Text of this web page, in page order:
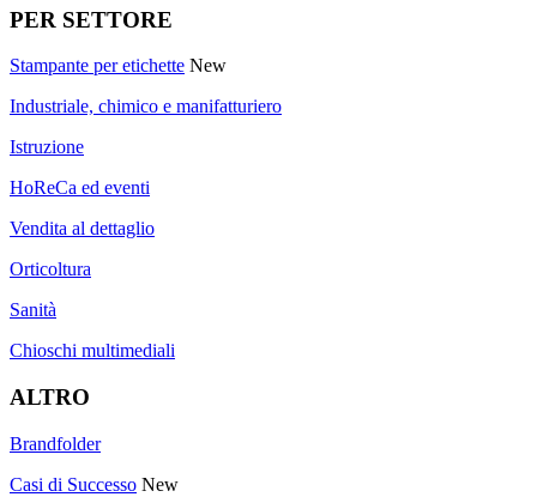
PER SETTORE
Stampante per etichette New
Industriale, chimico e manifatturiero
Istruzione
HoReCa ed eventi
Vendita al dettaglio
Orticoltura
Sanità
Chioschi multimediali
ALTRO
Brandfolder
Casi di Successo New